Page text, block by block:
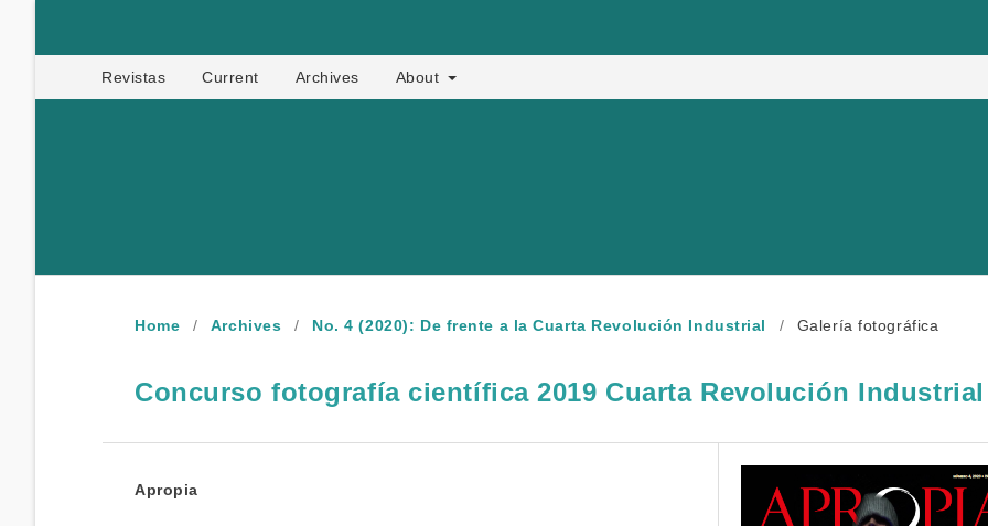
Apropia
Revistas Current Archives About
Home / Archives / No. 4 (2020): De frente a la Cuarta Revolución Industrial / Galería fotográfica
Concurso fotografía científica 2019 Cuarta Revolución Industrial
Apropia